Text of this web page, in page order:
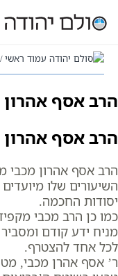
הרב אסף אהרון
עמוד ראשי
הרב אסף אהרון
הרב אסף אהרון
הרב אסף אהרון מכבי
השיעורים שלו
יסודות החכמה.
כמו כן הרב מכבי
מניח ידע קודם
לכל אחד להצטרף.